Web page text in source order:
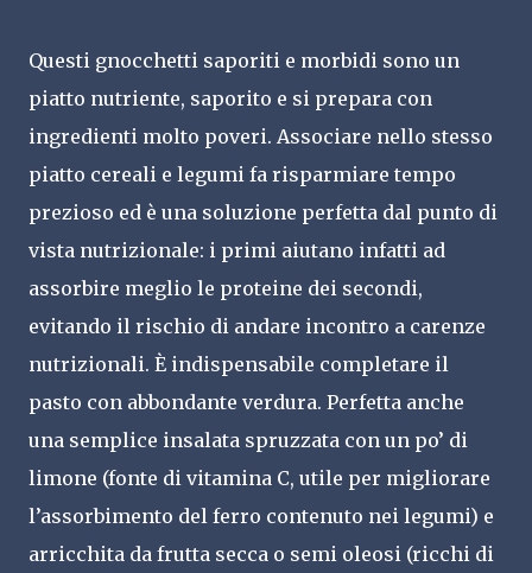
Questi gnocchetti saporiti e morbidi sono un
piatto nutriente, saporito e si prepara con
ingredienti molto poveri. Associare nello stesso
piatto cereali e legumi fa risparmiare tempo
prezioso ed è una soluzione perfetta dal punto di
vista nutrizionale: i primi aiutano infatti ad
assorbire meglio le proteine dei secondi,
evitando il rischio di andare incontro a carenze
nutrizionali. È indispensabile completare il
pasto con abbondante verdura. Perfetta anche
una semplice insalata spruzzata con un po’ di
limone (fonte di vitamina C, utile per migliorare
l’assorbimento del ferro contenuto nei legumi) e
arricchita da frutta secca o semi oleosi (ricchi di